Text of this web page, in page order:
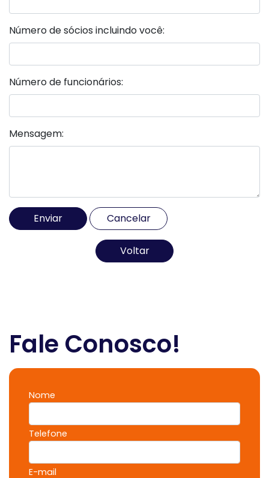
Número de sócios incluindo você:
Número de funcionários:
Mensagem:
Voltar
Fale Conosco!
Nome
Telefone
E-mail